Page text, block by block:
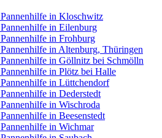
in Kloschwitz
in Eilenburg
in Frohburg
in Altenburg, Thüringen
in Göllnitz bei Schmölln
in Plötz bei Halle
in Lüttchendorf
in Dederstedt
in Wischroda
in Beesenstedt
in Wichmar